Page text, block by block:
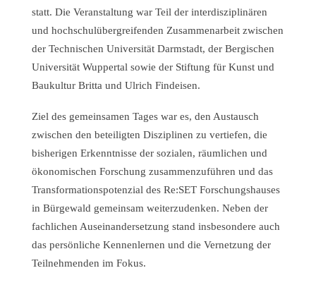
statt. Die Veranstaltung war Teil der interdisziplinären
und hochschulübergreifenden Zusammenarbeit zwischen
der Technischen Universität Darmstadt, der Bergischen
Universität Wuppertal sowie der Stiftung für Kunst und
Baukultur Britta und Ulrich Findeisen.
Ziel des gemeinsamen Tages war es, den Austausch
zwischen den beteiligten Disziplinen zu vertiefen, die
bisherigen Erkenntnisse der sozialen, räumlichen und
ökonomischen Forschung zusammenzuführen und das
Transformationspotenzial des Re:SET Forschungshauses
in Bürgewald gemeinsam weiterzudenken. Neben der
fachlichen Auseinandersetzung stand insbesondere auch
das persönliche Kennenlernen und die Vernetzung der
Teilnehmenden im Fokus.